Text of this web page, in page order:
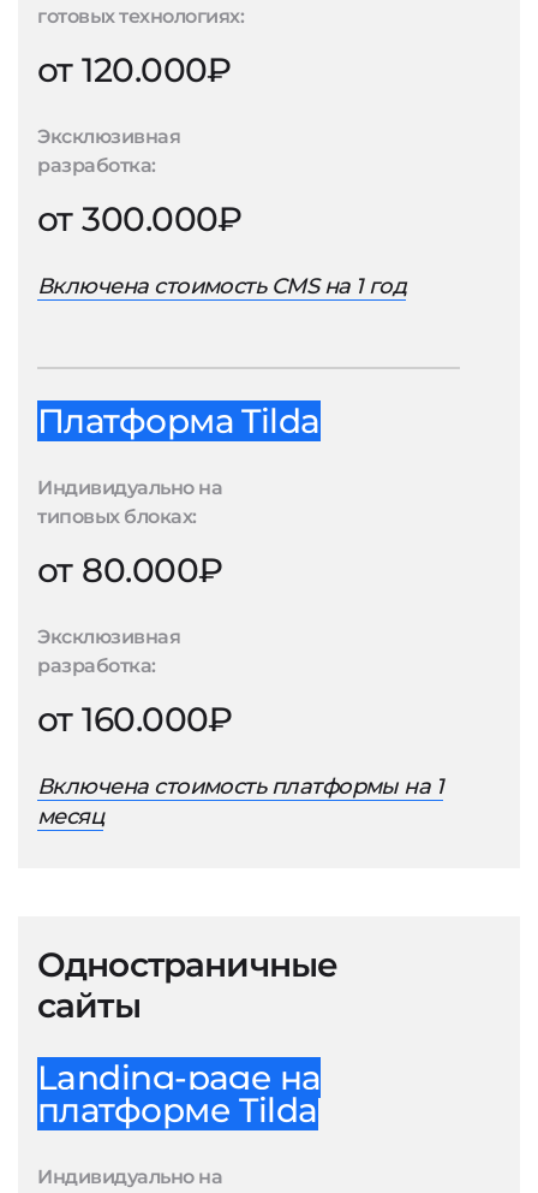
готовых технологиях:
от 120.000₽
Эксклюзивная
разработка:
от 300.000₽
Включена стоимость CMS на 1 год
Платформа Tilda
Индивидуально на
типовых блоках:
от 80.000₽
Эксклюзивная
разработка:
от 160.000₽
Включена стоимость платформы на 1
месяц
Одностраничные
сайты
Landing-page на
платформе Tilda
Индивидуально на